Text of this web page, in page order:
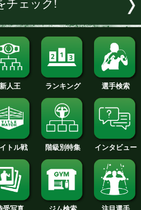
vsアコスタ
で
図をチェック!